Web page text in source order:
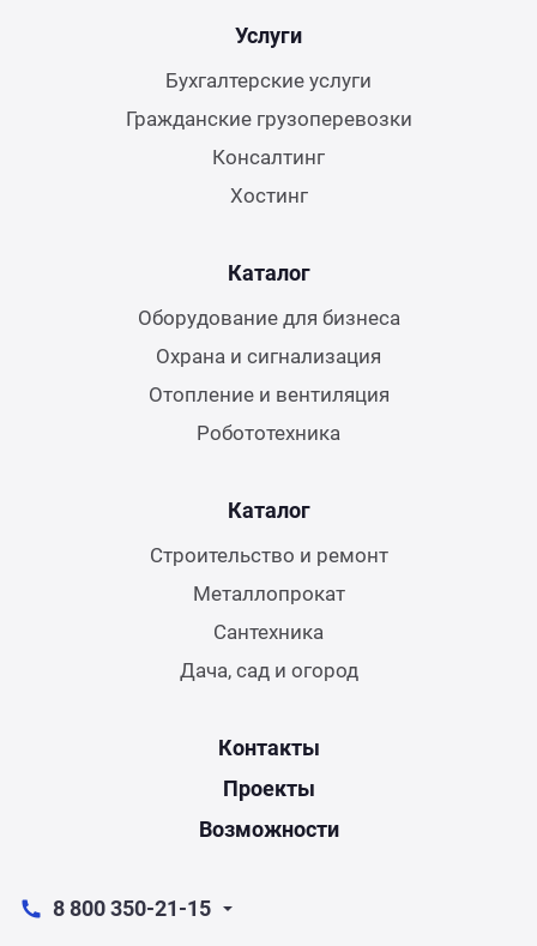
Услуги
Бухгалтерские услуги
Гражданские грузоперевозки
Консалтинг
Хостинг
Каталог
Оборудование для бизнеса
Охрана и сигнализация
Отопление и вентиляция
Робототехника
Каталог
Строительство и ремонт
Металлопрокат
Сантехника
Дача, сад и огород
Контакты
Проекты
Возможности
8 800 350-21-15